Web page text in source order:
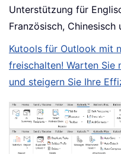
Unterstützung für
Französisch,
Kutools für Outlook mit
freischalten! Warten Sie
und steigern Sie Ihre